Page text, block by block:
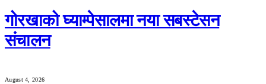
गोरखाको घ्याम्पेसालमा नया सबस्टेसन
संचालन
August 4, 2026